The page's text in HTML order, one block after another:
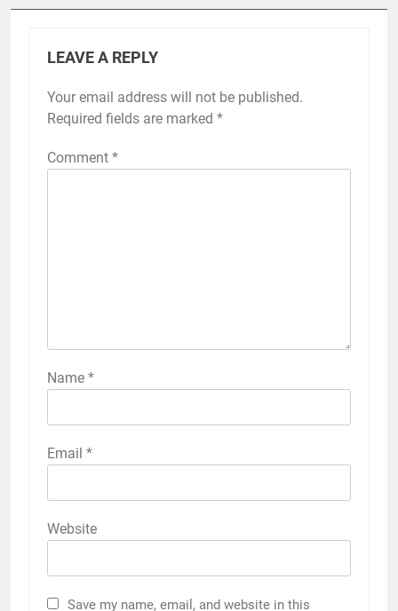
LEAVE A REPLY
Your email address will not be published.
Required fields are marked *
Comment *
Name *
Email *
Website
Save my name, email, and website in this